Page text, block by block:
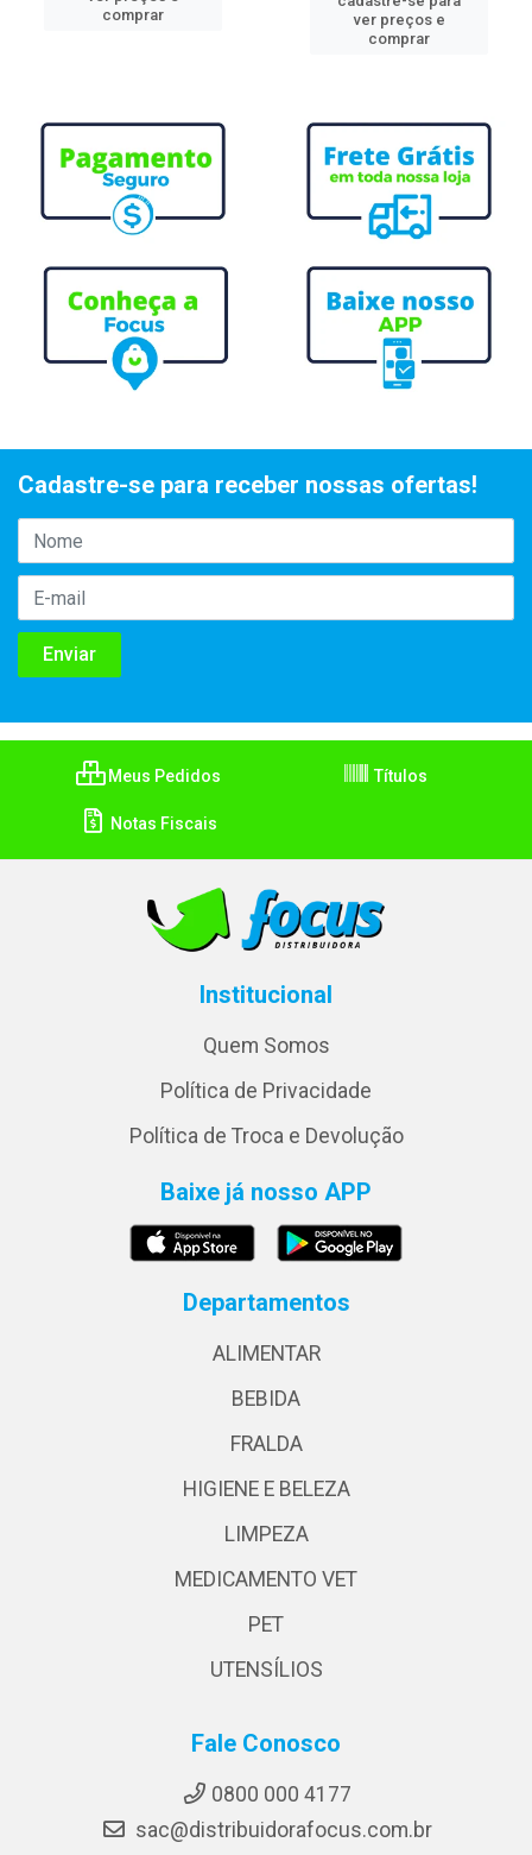
comprar
ver preços e
comprar
Cadastre-se para receber nossas ofertas!
Meus Pedidos Títulos
Notas Fiscais
Institucional
Quem Somos
Política de Privacidade
Política de Troca e Devolução
Baixe já nosso APP
Departamentos
ALIMENTAR
BEBIDA
FRALDA
HIGIENE E BELEZA
LIMPEZA
MEDICAMENTO VET
PET
UTENSÍLIOS
Fale Conosco
0800 000 4177
sac@distribuidorafocus.com.br